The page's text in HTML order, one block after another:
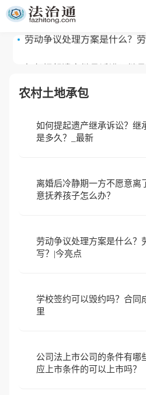
意抚养孩子怎么办？
劳动争议处理方案是什么？
农村土地承包
如何提起遗产继承诉讼？继
是多久？_最新
离婚后冷静期一方不愿意离
意抚养孩子怎么办？
劳动争议处理方案是什么？
写？|今亮点
学校签约可以毁约吗？合同
里
公司法上市公司的条件有哪
应上市条件的可以上市吗？